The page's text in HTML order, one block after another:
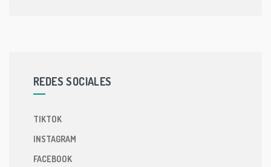
REDES SOCIALES
TIKTOK
INSTAGRAM
FACEBOOK